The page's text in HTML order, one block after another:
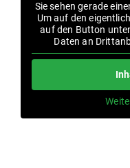
Sie sehen gerade
Um auf den
auf den Button
Daten an